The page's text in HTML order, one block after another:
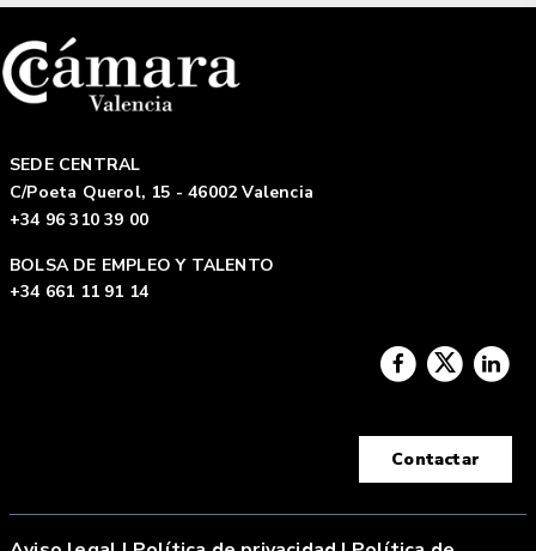
SEDE CENTRAL
C/Poeta Querol, 15 - 46002 Valencia
+34 96 310 39 00
BOLSA DE EMPLEO Y TALENTO
+34 661 11 91 14
Contactar